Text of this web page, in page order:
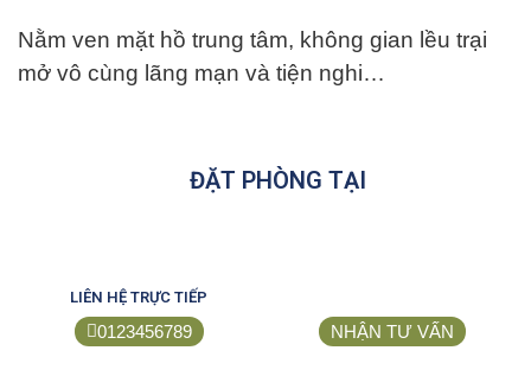
Nằm ven mặt hồ trung tâm, không gian lều trại
mở vô cùng lãng mạn và tiện nghi…
ĐẶT PHÒNG TẠI
LIÊN HỆ TRỰC TIẾP
0123456789 NHẬN TƯ VẤN